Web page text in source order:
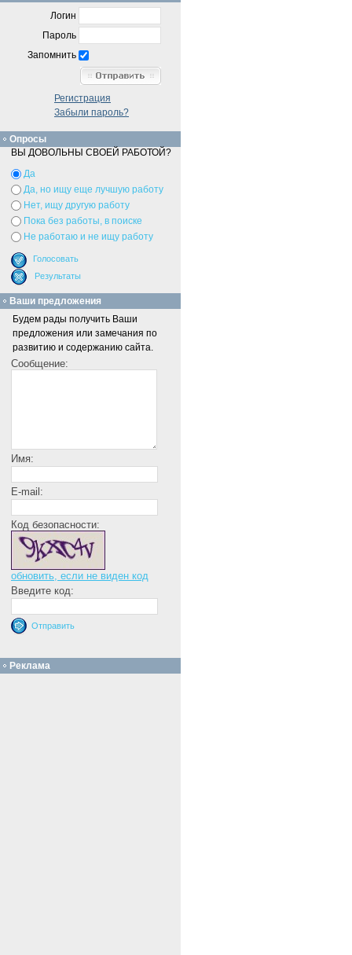
Логин
Пароль
Запомнить
Регистрация
Забыли пароль?
Опросы
ВЫ ДОВОЛЬНЫ СВОЕЙ РАБОТОЙ?
Да
Да, но ищу еще лучшую работу
Нет, ищу другую работу
Пока без работы, в поиске
Не работаю и не ищу работу
Ваши предложения
Будем рады получить Ваши
предложения или замечания по
развитию и содержанию сайта.
Сообщение:
Имя:
E-mail:
Код безопасности:
обновить, если не виден код
Введите код:
Реклама